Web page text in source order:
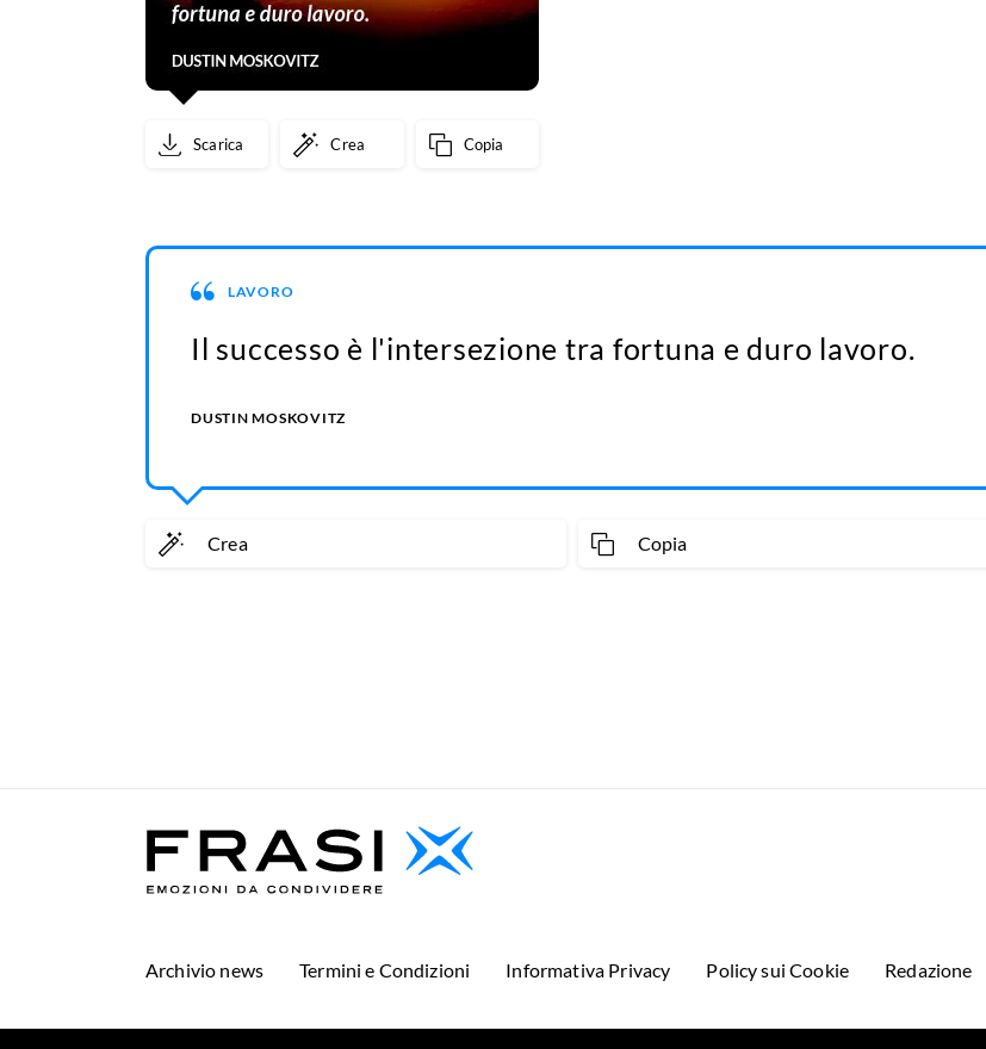
Scarica Crea Copia
LAVORO
Il successo è l'intersezione tra fortuna e duro lavoro.
DUSTIN MOSKOVITZ
Crea Copia
Archivio news Termini e Condizioni Informativa Privacy Policy sui Cookie Redazione